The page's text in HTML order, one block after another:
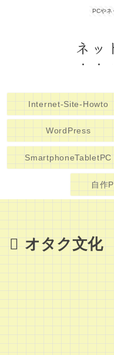
PCやネ
ネッ
Internet-Site-Howto
WordPress
SmartphoneTabletPC
自作
オタク文化